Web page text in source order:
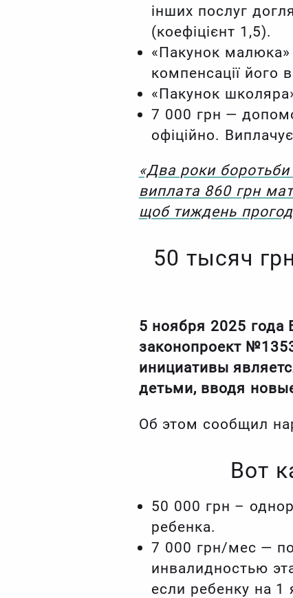
інших послуг
(коефіцієнт 1,5).
«Пакунок малюка»
компенсації його
«Пакунок
7 000 грн —
офіційно.
«Два роки боротьби
виплата 860 грн
щоб тиждень
50 тысяч
5 ноября 2025 года
законопроект
инициативы
детьми, вводя
Об этом сообщил
Вот
50 000 грн –
ребенка.
7 000 грн/мес —
инвалидностью
если ребенку на